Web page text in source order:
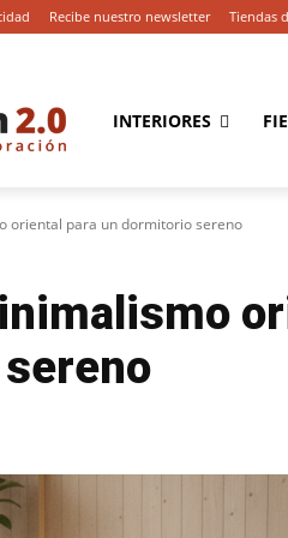
Recibe nuestro newsletter Tiendas
INTERIORES
oriental para un dormitorio sereno